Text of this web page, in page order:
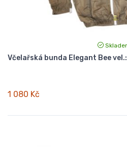
Včelařská bunda Elegant Bee vel.:
1 080 Kč